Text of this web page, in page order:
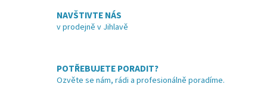
NAVŠTIVTE NÁS
v prodejně v Jihlavě
POTŘEBUJETE PORADIT?
Ozvěte se nám, rádi a profesionálně poradíme.